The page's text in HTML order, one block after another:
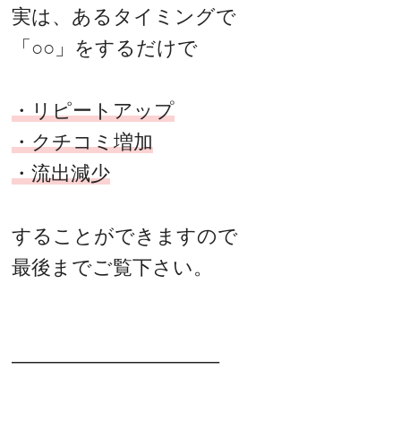
実は、あるタイミングで
「○○」をするだけで
・リピートアップ
・クチコミ増加
・流出減少
することができますので
最後までご覧下さい。
——————————–